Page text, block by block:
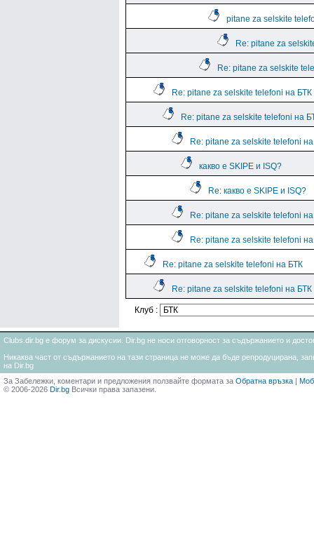
pitane za selskite
Re: pitane za
Re: pitane za selskite
Re: pitane za selskite telefoni на БТК
Re: pitane za selskite telefoni на
Re: pitane za selskite telefoni
какво е SKIPE и ISQ?
Re: какво е SKIPE и ISQ?
Re: pitane za selskite telefoni
Re: pitane za selskite telefoni
Re: pitane za selskite telefoni на БТК
Re: pitane za selskite telefoni на БТК
Клуб :
Clubs.dir.bg е форум за дискусии. Dir.bg не носи отговорност за съдържанието и
Никаква част от съдържанието на тази страница не може да бъде репродуцирана,
на Dir.bg
За Забележки, коментари и предложения ползвайте формата за Обратна връзка |
© 2006-2026 Dir.bg Всички права запазени.